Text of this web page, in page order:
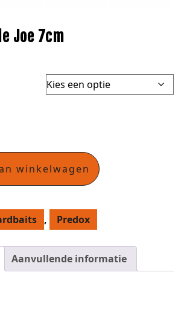
Joe 7cm
winkelwagen
, Predox
Aanvullende informatie